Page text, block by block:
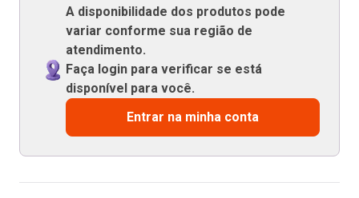
A disponibilidade dos produtos pode
variar conforme sua região de
atendimento.
Faça login para verificar se está
disponível para você.
Entrar na minha conta